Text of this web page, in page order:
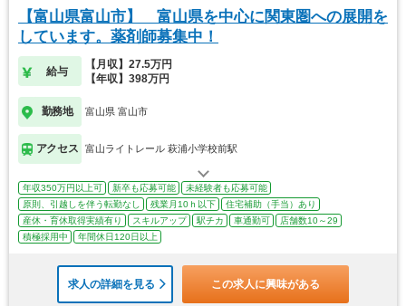
【富山県富山市】 富山県を中心に関東圏への展開を
しています。薬剤師募集中！
給与
【月収】27.5万円
【年収】398万円
勤務地 富山県 富山市
アクセス 富山ライトレール 萩浦小学校前駅
年収350万円以上可 新卒も応募可能
未経験者も応募可能
原則、引越しを伴う転勤なし
残業月10ｈ以下
住宅補助（手当）あり
産休・育休取得実績有り
スキルアップ 駅チカ 車通勤可
店舗数10～29
積極採用中
年間休日120日以上
求人の詳細を見る この求人に興味がある